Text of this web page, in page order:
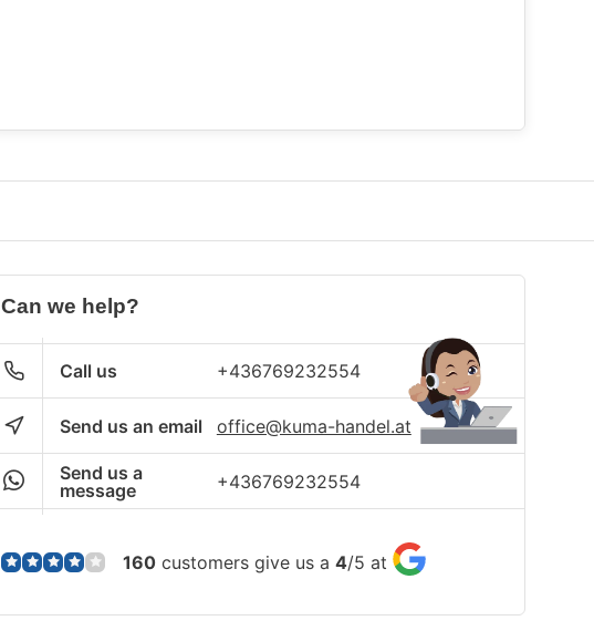
Can we help?
Call us +436769232554
Send us an email office@kuma-handel.at
Send us a
message
+436769232554
160 customers give us a 4/5 at